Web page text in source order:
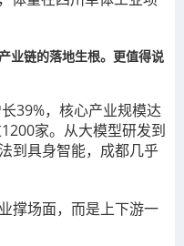
业链的落地生根。更值得说
39%，核心产业规模达
家。从大模型研发到
到具身智能，成都几乎
撑场面，而是上下游一